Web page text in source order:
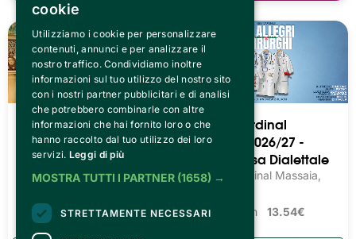
Teatro Cardinal
Massaia 2026/27 -
Teatro Prosa
Teatro Cardinal Massaia,
Tickets from11.00€
Teatro Cardinal
Massaia 2026/27 -
Teatro Prosa Dialettale
Teatro Cardinal Massaia,
Tickets from 13.54€
cookie
Utilizziamo i cookie per personalizzare
contenuti, annunci e per analizzare il
nostro traffico. Condividiamo inoltre
informazioni sul tuo utilizzo del nostro sito
con i nostri partner pubblicitari e di analisi
che potrebbero combinarle con altre
informazioni che hai fornito loro o che
hanno raccolto dal tuo utilizzo dei loro
servizi. Leggi di più
MOSTRA TUTTI I PARTNER (1658) →
STRETTAMENTE NECESSARI